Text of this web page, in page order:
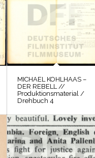
MICHAEL KOHLHAAS –
DER REBELL //
Produktionsmaterial /
Drehbuch 4